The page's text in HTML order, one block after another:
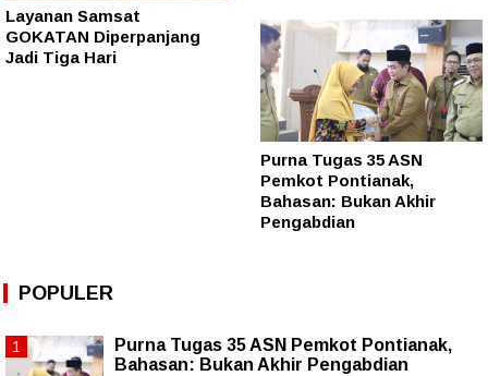
Layanan Samsat
GOKATAN Diperpanjang
Jadi Tiga Hari
Purna Tugas 35 ASN
Pemkot Pontianak,
Bahasan: Bukan Akhir
Pengabdian
POPULER
Purna Tugas 35 ASN Pemkot Pontianak,
Bahasan: Bukan Akhir Pengabdian